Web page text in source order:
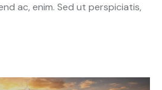
ac, enim. Sed ut perspiciatis,